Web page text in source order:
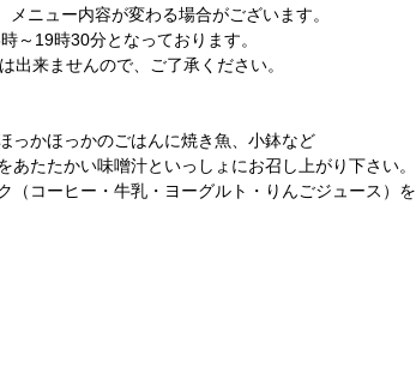
ニュー内容が変わる場合がございます。
～19時30分となっております。
出来ませんので、ご了承ください。
っかほっかのごはんに焼き魚、小鉢など
あたたかい味噌汁といっしょにお召し上がり下さい。
（コーヒー・牛乳・ヨーグルト・りんごジュース）を